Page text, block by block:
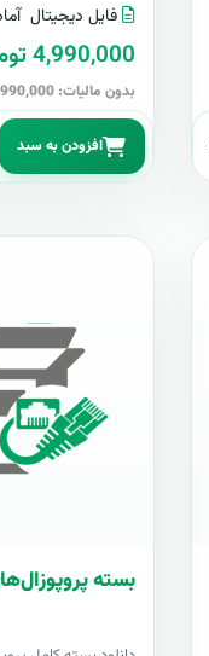
فایل دیجیتال
4,990,000 تومان
بدون مالیات: 4,990,000 تومان
افزودن به سبد
بسته